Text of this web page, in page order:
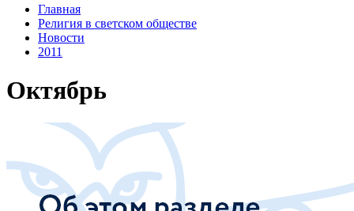
Главная
Религия в светском обществе
Новости
2011
Октябрь